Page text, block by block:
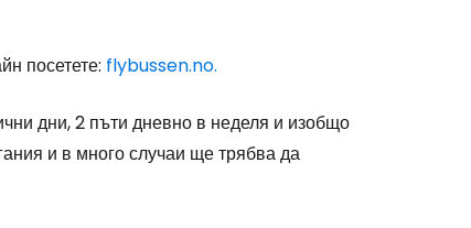
посетете: flybussen.no.
дни, 2 пъти дневно в неделя и изобщо
и в много случаи ще трябва да
с Facebook